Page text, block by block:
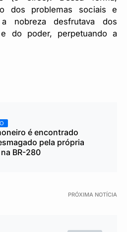
dos problemas sociais e
nobreza desfrutava dos
do poder, perpetuando a
é encontrado
pela própria
BR-280
PRÓXIMA NOTÍCIA